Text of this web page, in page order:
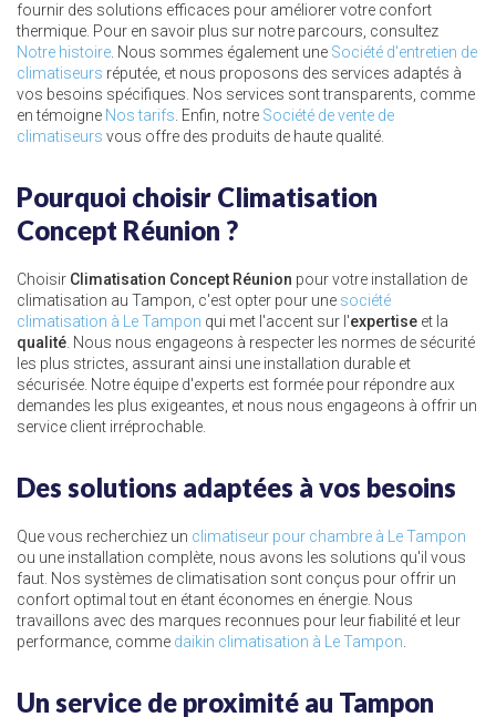
fournir des solutions efficaces pour améliorer votre confort
thermique. Pour en savoir plus sur notre parcours, consultez
Notre histoire . Nous sommes également une Société d'entretien de
climatiseurs réputée, et nous proposons des services adaptés à
vos besoins spécifiques. Nos services sont transparents, comme
en témoigne Nos tarifs . Enfin, notre Société de vente de
climatiseurs vous offre des produits de haute qualité.
Pourquoi choisir Climatisation
Concept Réunion ?
Choisir Climatisation Concept Réunion pour votre installation de
climatisation au Tampon, c'est opter pour une société
climatisation à Le Tampon qui met l'accent sur l'expertise et la
qualité . Nous nous engageons à respecter les normes de sécurité
les plus strictes, assurant ainsi une installation durable et
sécurisée. Notre équipe d'experts est formée pour répondre aux
demandes les plus exigeantes, et nous nous engageons à offrir un
service client irréprochable.
Des solutions adaptées à vos besoins
Que vous recherchiez un climatiseur pour chambre à Le Tampon
ou une installation complète, nous avons les solutions qu'il vous
faut. Nos systèmes de climatisation sont conçus pour offrir un
confort optimal tout en étant économes en énergie. Nous
travaillons avec des marques reconnues pour leur fiabilité et leur
performance, comme daikin climatisation à Le Tampon
Un service de proximité au Tampon